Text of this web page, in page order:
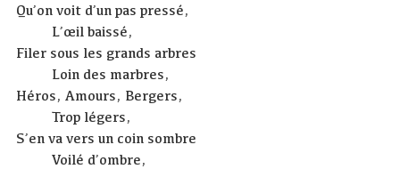
Qu’on voit d’un pas pressé,
L’œil baissé,
Filer sous les grands arbres
Loin des marbres,
Héros, Amours, Bergers,
Trop légers,
S’en va vers un coin sombre
Voilé d’ombre,